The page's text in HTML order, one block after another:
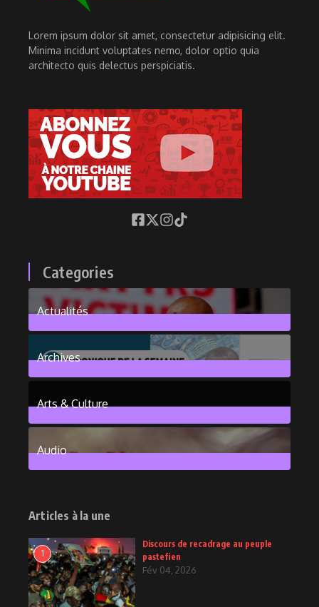
Lorem ipsum dolor sit amet, consectetur adipisicing elit.
Minima incidunt voluptates nemo, dolor optio quia
architecto quis delectus perspiciatis.
Categories
Actualités
376Posts
Archives
Arts & Culture
6Posts
Audio
Articles à la une
1
Discours de recadrage au peuple
pastefien
Fév 04, 2026